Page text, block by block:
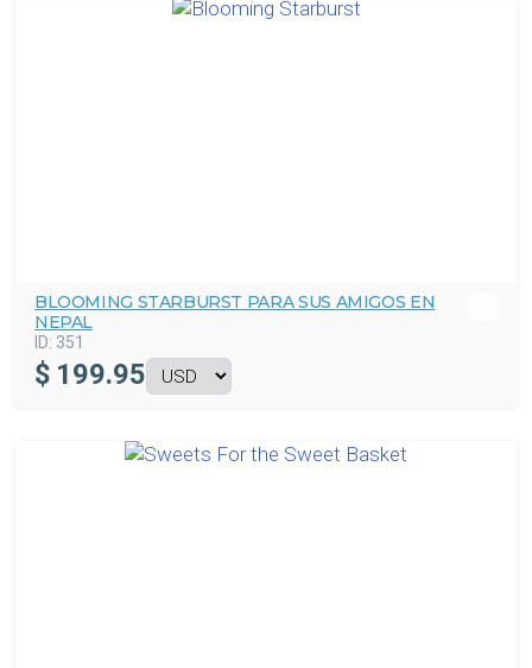
BLOOMING STARBURST PARA SUS AMIGOS EN
NEPAL
ID: 351
$ 199.95